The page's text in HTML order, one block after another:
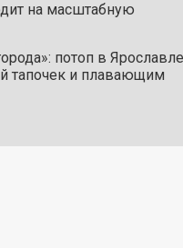
на масштабную
потоп в Ярославле
тапочек и плавающим